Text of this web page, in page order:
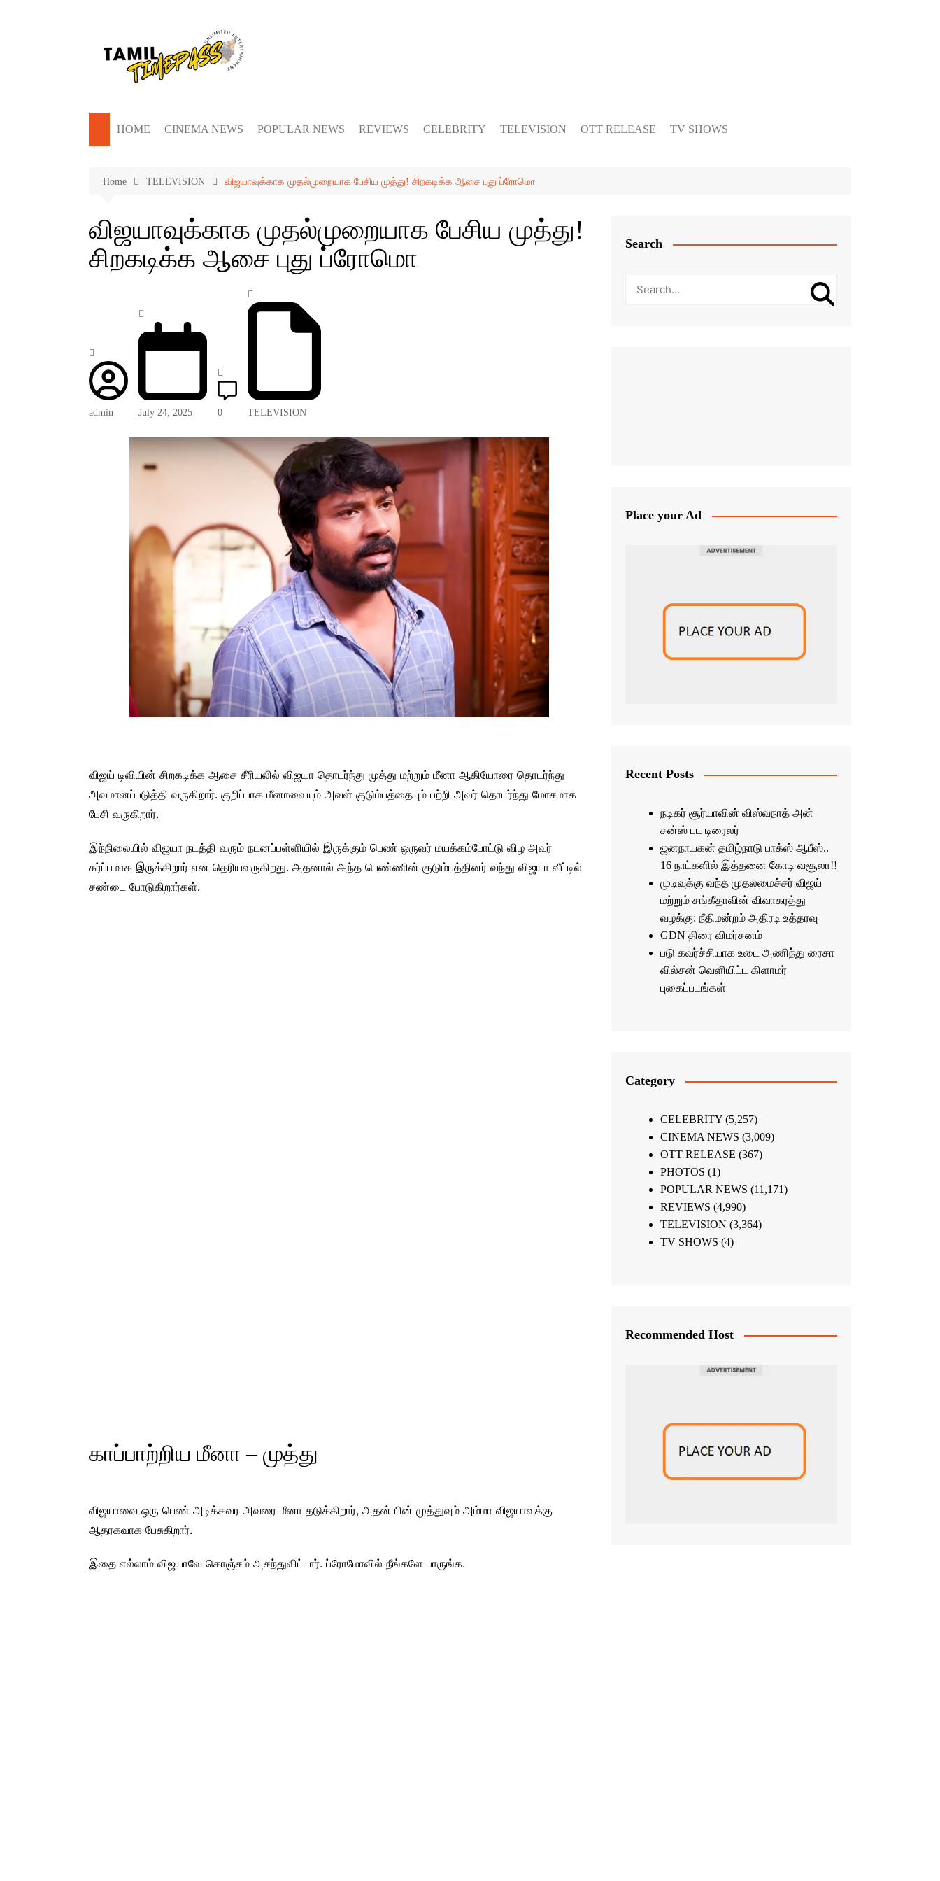
HOME CINEMA NEWS POPULAR NEWS REVIEWS CELEBRITY TELEVISION OTT RELEASE TV SHOWS
Home TELEVISION விஜயாவுக்காக முதல்முறையாக பேசிய முத்து! சிறகடிக்க ஆசை புது ப்ரோமொ
விஜயாவுக்காக முதல்முறையாக பேசிய முத்து!
சிறகடிக்க ஆசை புது ப்ரோமொ
admin July 24, 2025 0 TELEVISION
விஜய் டிவியின் சிறகடிக்க ஆசை சீரியலில் விஜயா தொடர்ந்து முத்து மற்றும் மீனா ஆகியோரை தொடர்ந்து
அவமானப்படுத்தி வருகிறார். குறிப்பாக மீனாவையும் அவள் குடும்பத்தையும் பற்றி அவர் தொடர்ந்து மோசமாக
பேசி வருகிறார்.
இந்நிலையில் விஜயா நடத்தி வரும் நடனப்பள்ளியில் இருக்கும் பெண் ஒருவர் மயக்கம்போட்டு விழ அவர்
கர்ப்பமாக இருக்கிறார் என தெரியவருகிறது. அதனால் அந்த பெண்ணின் குடும்பத்தினர் வந்து விஜயா வீட்டில்
சண்டை போடுகிறார்கள்.
காப்பாற்றிய மீனா – முத்து
விஜயாவை ஒரு பெண் அடிக்கவர அவரை மீனா தடுக்கிறார், அதன் பின் முத்துவும் அம்மா விஜயாவுக்கு
ஆதரகவாக பேசுகிறார்.
இதை எல்லாம் விஜயாவே கொஞ்சம் அசந்துவிட்டார். ப்ரோமோவில் நீங்களே பாருங்க.
Search
Place your Ad
Recent Posts
நடிகர் சூர்யாவின் விஸ்வநாத் அன்
சன்ஸ் பட டிரைலர்
ஜனநாயகன் தமிழ்நாடு பாக்ஸ் ஆபீஸ்..
16 நாட்களில் இத்தனை கோடி வசூலா!!
முடிவுக்கு வந்த முதலமைச்சர் விஜய்
மற்றும் சங்கீதாவின் விவாகரத்து
வழக்கு: நீதிமன்றம் அதிரடி உத்தரவு
GDN திரை விமர்சனம்
படு கவர்ச்சியாக உடை அணிந்து ரைசா
வில்சன் வெளியிட்ட கிளாமர்
புகைப்படங்கள்
Category
CELEBRITY(5,257)
CINEMA NEWS (3,009)
OTT RELEASE (367)
PHOTOS (1)
POPULAR NEWS (11,171)
REVIEWS (4,990)
TELEVISION (3,364)
TV SHOWS (4)
Recommended Host